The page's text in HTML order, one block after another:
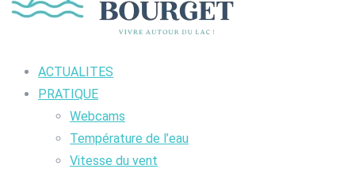
ACTUALITES
PRATIQUE
Webcams
Température de l’eau
Vitesse du vent